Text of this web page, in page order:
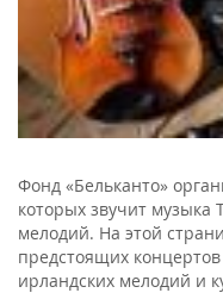
Фонд «Бельканто»
которых звучит
мелодий. На этой
предстоящих
ирландских мелодий и